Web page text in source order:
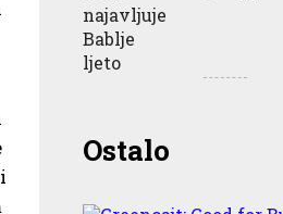
OstaloGreencajt:
Business Good